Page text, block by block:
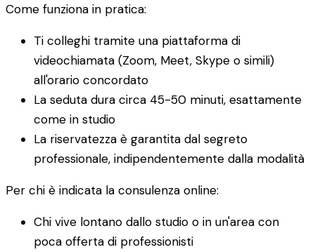
Come funziona in pratica:
Ti colleghi tramite una piattaforma di
videochiamata (Zoom, Meet, Skype o simili)
all'orario concordato
La seduta dura circa 45-50 minuti, esattamente
come in studio
La riservatezza è garantita dal segreto
professionale, indipendentemente dalla modalità
Per chi è indicata la consulenza online:
Chi vive lontano dallo studio o in un'area con
poca offerta di professionisti